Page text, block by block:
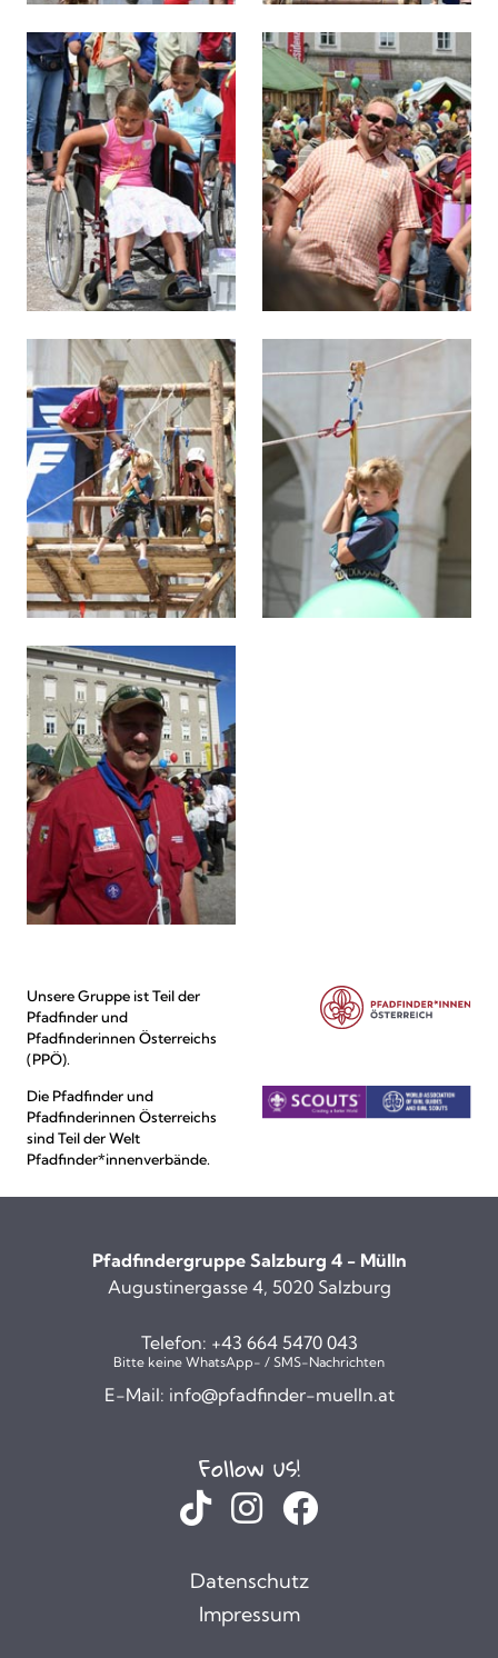
Unsere Gruppe ist Teil der
Pfadfinder und
Pfadfinderinnen Österreichs
(PPÖ).
Die Pfadfinder und
Pfadfinderinnen Österreichs
sind Teil der Welt
Pfadfinder*innenverbände.
Pfadfindergruppe Salzburg 4 - Mülln
Augustinergasse 4, 5020 Salzburg
Telefon: +43 664 5470 043
Bitte keine WhatsApp- / SMS-Nachrichten
E-Mail: info@pfadfinder-muelln.at
Follow us!
Datenschutz
Impressum